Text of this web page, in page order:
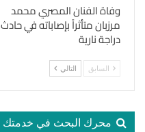
وفاة الفنان المصري محمد
مرزبان متأثراً بإصاباته في حادث
دراجة نارية
السابق التالي
محرك البحث في خدمتك